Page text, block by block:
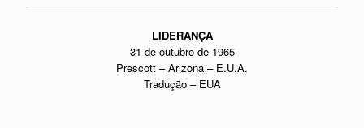
LIDERANÇA
31 de outubro de 1965
Prescott – Arizona – E.U.A.
Tradução – EUA